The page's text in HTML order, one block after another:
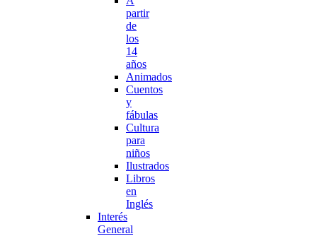
partir
de
los
14
años
Animados
Cuentos
y
fábulas
Cultura
para
niños
Ilustrados
Libros
en
Inglés
Interés
General